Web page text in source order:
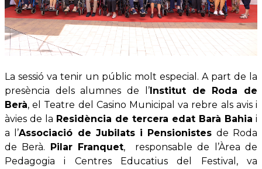
La sessió va tenir un públic molt especial. A part de la
presència dels alumnes de l’Institut de Roda de
Berà, el Teatre del Casino Municipal va rebre als avis i
àvies de la Residència de tercera edat Barà Bahia i
a l’Associació de Jubilats i Pensionistes de Roda
de Berà.
Pilar Franquet, responsable de l’Àrea de
Pedagogia i Centres Educatius del Festival, va